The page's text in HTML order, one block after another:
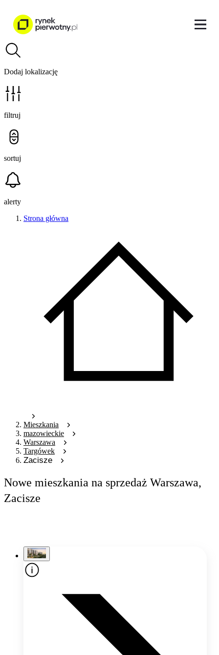
Dodaj lokalizację
filtruj
sortuj
alerty
Strona główna
Mieszkania
mazowieckie
Warszawa
Targówek
Zacisze
Nowe mieszkania na sprzedaż Warszawa,
Zacisze